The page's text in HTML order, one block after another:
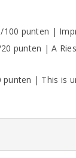
100 punten |
punten | A
| This is